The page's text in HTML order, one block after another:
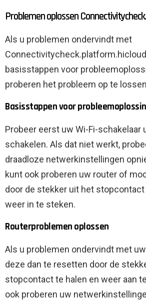
Problemen oplossen
Als u problemen ondervindt met
basisstappen voor
proberen het probleem op te
Basisstappen voor
Probeer eerst uw Wi-Fi-schakelaar
schakelen. Als dat niet werkt,
draadloze netwerkinstellingen
kunt ook proberen uw router of
door de stekker uit het stopcontact
weer in te steken.
Routerproblemen oplossen
Als u problemen ondervindt met
deze dan te resetten door de
stopcontact te halen en weer aan
ook proberen uw